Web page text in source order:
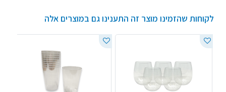
לקוחות שהזמינו מוצר זה התענינו גם במוצרים אלה